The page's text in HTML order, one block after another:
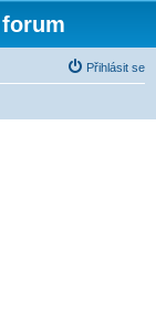
Přihlásit se